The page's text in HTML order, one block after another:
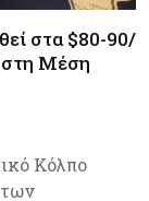
06-08-2026
στάση
το 1
στα $80-90/
στη Μέση
Κόλπο
των